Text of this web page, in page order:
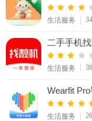
生活服务
二手手机
生活服务
Wearfit
生活服务